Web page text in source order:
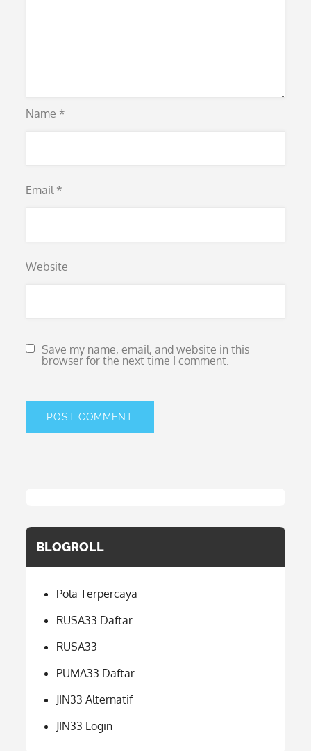
Name *
Email *
Website
Save my name, email, and website in this
browser for the next time I comment.
BLOGROLL
Pola Terpercaya
RUSA33 Daftar
RUSA33
PUMA33 Daftar
JIN33 Alternatif
JIN33 Login